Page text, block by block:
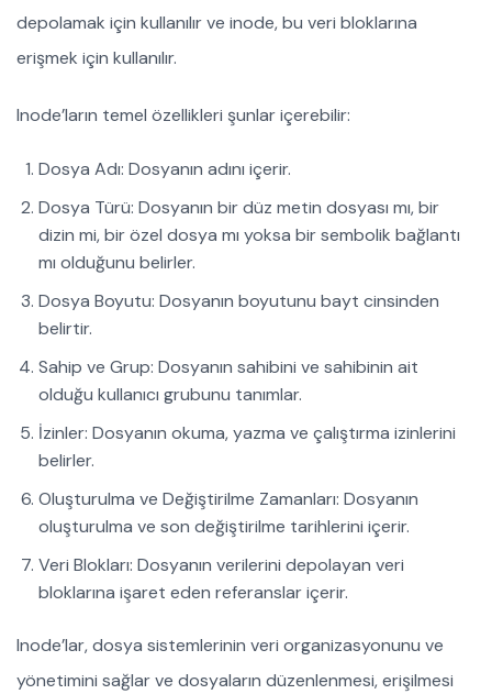
depolamak için kullanılır ve inode, bu veri bloklarına
erişmek için kullanılır.
Inode’ların temel özellikleri şunlar içerebilir:
Dosya Adı: Dosyanın adını içerir.
Dosya Türü: Dosyanın bir düz metin dosyası mı, bir
dizin mi, bir özel dosya mı yoksa bir sembolik bağlantı
mı olduğunu belirler.
Dosya Boyutu: Dosyanın boyutunu bayt cinsinden
belirtir.
Sahip ve Grup: Dosyanın sahibini ve sahibinin ait
olduğu kullanıcı grubunu tanımlar.
İzinler: Dosyanın okuma, yazma ve çalıştırma izinlerini
belirler.
Oluşturulma ve Değiştirilme Zamanları: Dosyanın
oluşturulma ve son değiştirilme tarihlerini içerir.
Veri Blokları: Dosyanın verilerini depolayan veri
bloklarına işaret eden referanslar içerir.
Inode’lar, dosya sistemlerinin veri organizasyonunu ve
yönetimini sağlar ve dosyaların düzenlenmesi, erişilmesi